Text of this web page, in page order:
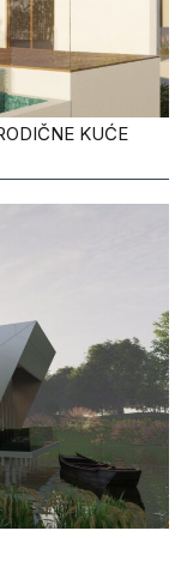
KUĆE